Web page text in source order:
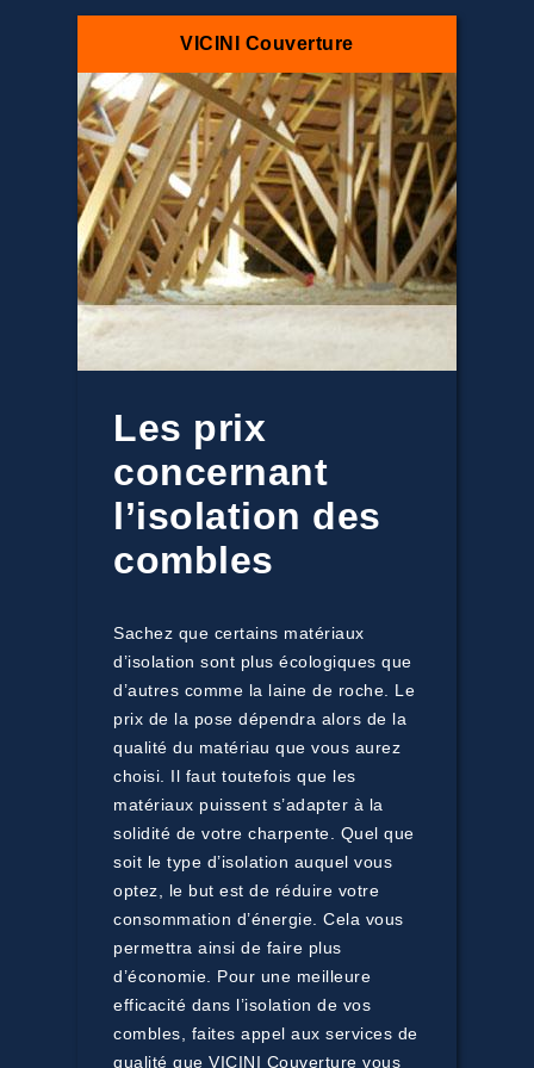
VICINI Couverture
Les prix
concernant
l’isolation des
combles
Sachez que certains matériaux
d’isolation sont plus écologiques que
d’autres comme la laine de roche. Le
prix de la pose dépendra alors de la
qualité du matériau que vous aurez
choisi. Il faut toutefois que les
matériaux puissent s’adapter à la
solidité de votre charpente. Quel que
soit le type d’isolation auquel vous
optez, le but est de réduire votre
consommation d’énergie. Cela vous
permettra ainsi de faire plus
d’économie. Pour une meilleure
efficacité dans l’isolation de vos
combles, faites appel aux services de
qualité que VICINI Couverture vous